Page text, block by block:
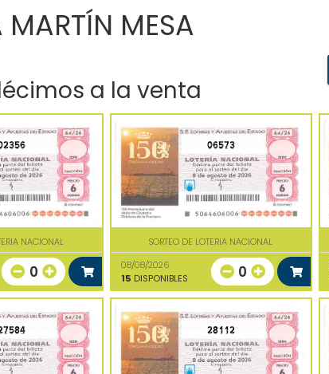
MARTÍN MESA
a la venta
NACIONAL
0
06573
SORTEO DE LOTERIA NACIONAL
08/08/2026
15 DISPONIBLES 0
28112